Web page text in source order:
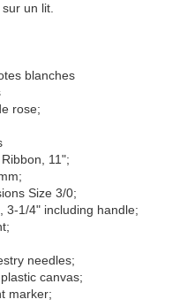
un lit.
blanches
rose;
11";
Size 3/0;
3-1/4" including handle;
needles;
canvas;
marker;